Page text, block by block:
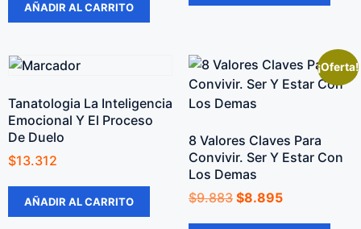
AÑADIR AL CARRITO
Tanatologia La Inteligencia
Emocional Y El Proceso
De Duelo
$13.312
AÑADIR AL CARRITO
¡Oferta!
8 Valores Claves Para
Convivir. Ser Y Estar Con
Los Demas
$9.883 $8.895